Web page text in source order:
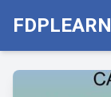
FDPLEARN